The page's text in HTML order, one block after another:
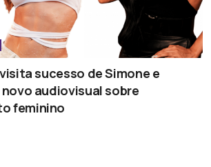
sucesso de Simone e
audiovisual sobre
feminino